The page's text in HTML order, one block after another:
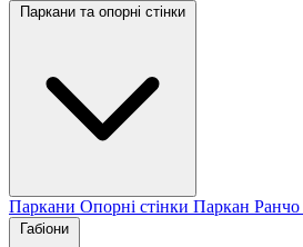
Паркани та опорні стінки
Паркани Опорні стінки Паркан Ранчо
Габіони